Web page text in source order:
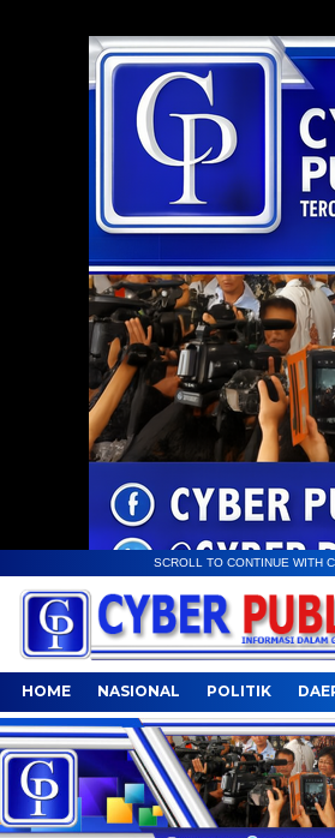
SCROLL TO CONTINUE WITH
HOME NASIONAL POLITIK